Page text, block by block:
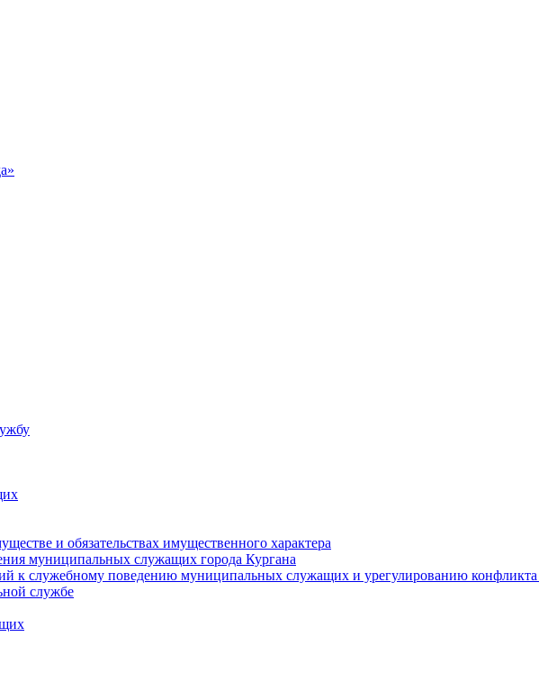
и обязательствах имущественного характера
муниципальных служащих города Кургана
к служебному поведению муниципальных служащих и урегулированию
службе